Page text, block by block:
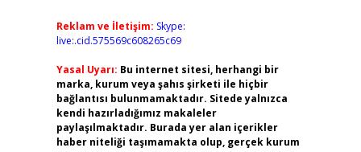
Reklam ve İletişim: Skype:
live:.cid.575569c608265c69
Yasal Uyarı: Bu internet sitesi, herhangi bir
marka, kurum veya şahıs şirketi ile hiçbir
bağlantısı bulunmamaktadır. Sitede yalnızca
kendi hazırladığımız makaleler
paylaşılmaktadır. Burada yer alan içerikler
haber niteliği taşımamakta olup, gerçek kurum